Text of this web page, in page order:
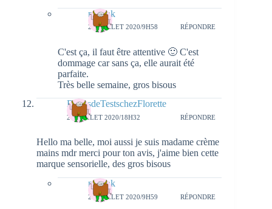
natieak
27 JUILLET 2020/9H58 RÉPONDRE
C'est ça, il faut être attentive 🙂 C'est
dommage car sans ça, elle aurait été
parfaite.
Très belle semaine, gros bisous
BullesdeTestschezFlorette
24 JUILLET 2020/18H32 RÉPONDRE
Hello ma belle, moi aussi je suis madame crème
mains mdr merci pour ton avis, j'aime bien cette
marque sensorielle, des gros bisous
natieak
27 JUILLET 2020/9H59 RÉPONDRE